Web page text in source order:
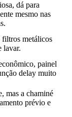
dá para
mesmo nas
metálicos
lavar.
painel
delay muito
mas a chaminé
prévio e